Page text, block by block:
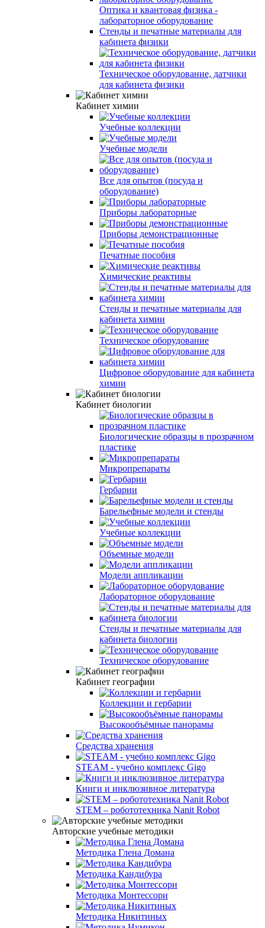
Оптика и квантовая физика -
лабораторное оборудование
Стенды и печатные материалы для
кабинета физики
Техническое оборудование, датчики
для кабинета физики
Кабинет химии
Учебные коллекции
Учебные модели
Все для опытов (посуда и
оборудование)
Приборы лабораторные
Приборы демонстрационные
Печатные пособия
Химические реактивы
Стенды и печатные материалы для
кабинета химии
Техническое оборудование
Цифровое оборудование для кабинета
химии
Кабинет биологии
Биологические образцы в прозрачном
пластике
Микропрепараты
Гербарии
Барельефные модели и стенды
Учебные коллекции
Объемные модели
Модели аппликации
Лабораторное оборудование
Стенды и печатные материалы для
кабинета биологии
Техническое оборудование
Кабинет географии
Коллекции и гербарии
Высокообъёмные панорамы
Средства хранения
STEAM - учебно комплекс Gigo
Книги и инклюзивное литература
STEM – робототехника Nanit Robot
Авторские учебные методики
Методика Глена Домана
Методика Кандибура
Методика Монтессори
Методика Никитиных